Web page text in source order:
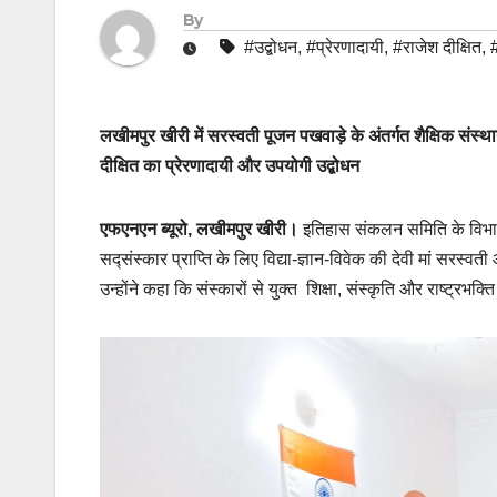
By
#उद्बोधन, #प्रेरणादायी, #राजेश दीक्षित,
लखीमपुर खीरी में सरस्वती पूजन पखवाड़े के अंतर्गत शैक्षिक
दीक्षित का प्रेरणादायी और उपयोगी उद्बोधन
एफएनएन ब्यूरो, लखीमपुर खीरी। इतिहास संकलन समिति के
सद्संस्कार प्राप्ति के लिए विद्या-ज्ञान-विवेक की देवी मां
उन्होंने कहा कि संस्कारों से युक्त शिक्षा, संस्कृति और